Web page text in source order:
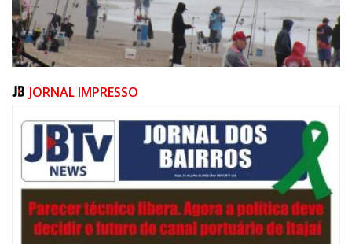
06/08/2026 | 07:00
Festival de Pesca de Praia vai celebrar o aniversário de Navegantes
ITAJAÍ
JORNAL IMPRESSO